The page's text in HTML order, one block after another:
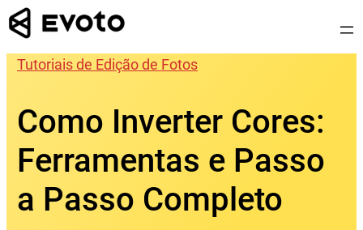
Skip
to
content
Tutoriais de Edição de Fotos
Como Inverter Cores:
Ferramentas e Passo
a Passo Completo